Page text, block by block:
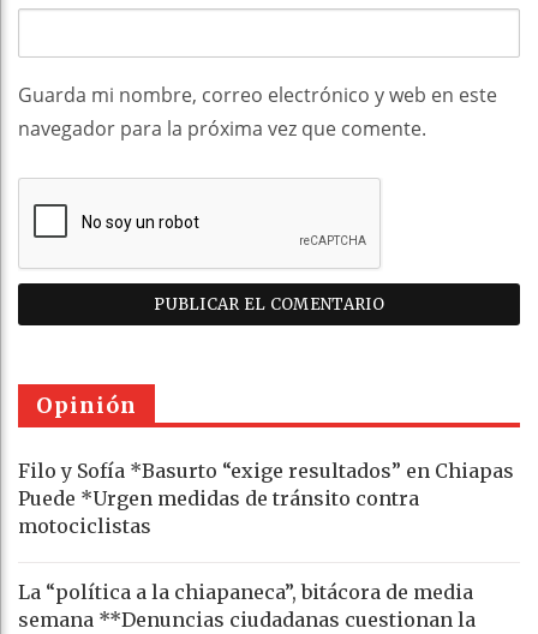
Guarda mi nombre, correo electrónico y web en este
navegador para la próxima vez que comente.
Opinión
Filo y Sofía *Basurto “exige resultados” en Chiapas
Puede *Urgen medidas de tránsito contra
motociclistas
La “política a la chiapaneca”, bitácora de media
semana **Denuncias ciudadanas cuestionan la